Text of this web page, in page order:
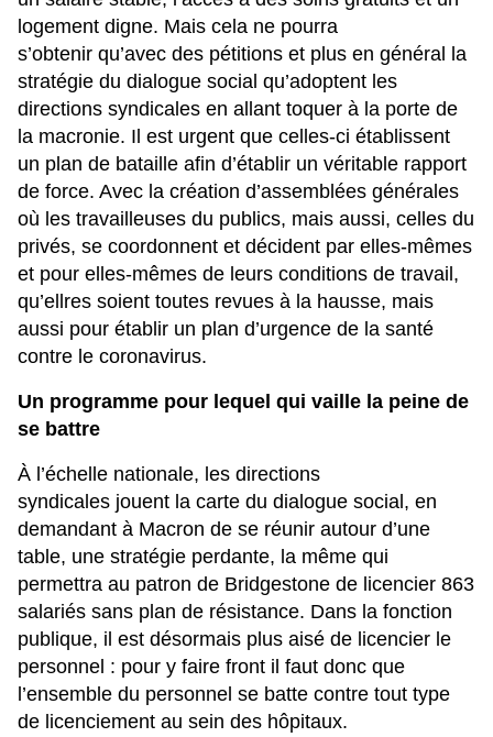
logement digne. Mais cela ne pourra
s’obtenir qu’avec des pétitions et plus en général la
stratégie du dialogue social qu’adoptent les
directions syndicales en allant toquer à la porte de
la macronie. Il est urgent que celles-ci établissent
un plan de bataille afin d’établir un véritable rapport
de force. Avec la création d’assemblées générales
où les travailleuses du publics, mais aussi, celles du
privés, se coordonnent et décident par elles-mêmes
et pour elles-mêmes de leurs conditions de travail,
qu’ellres soient toutes revues à la hausse, mais
aussi pour établir un plan d’urgence de la santé
contre le coronavirus.
Un programme pour lequel qui vaille la peine de
se battre
À l’échelle nationale, les directions
syndicales jouent la carte du dialogue social, en
demandant à Macron de se réunir autour d’une
table, une stratégie perdante, la même qui
permettra au patron de Bridgestone de licencier 863
salariés sans plan de résistance. Dans la fonction
publique, il est désormais plus aisé de licencier le
personnel : pour y faire front il faut donc que
l’ensemble du personnel se batte contre tout type
de licenciement au sein des hôpitaux.